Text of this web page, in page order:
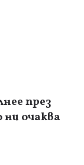
през
очаква